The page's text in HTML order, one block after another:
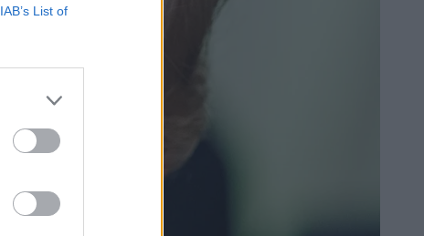
IAB’s List of